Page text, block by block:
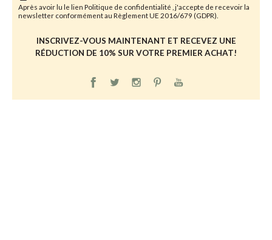
Après avoir lu le lien Politique de confidentialité , j'accepte de recevoir la
newsletter conformément au Règlement UE 2016/679 (GDPR).
INSCRIVEZ-VOUS MAINTENANT ET RECEVEZ UNE
RÉDUCTION DE 10% SUR VOTRE PREMIER ACHAT!